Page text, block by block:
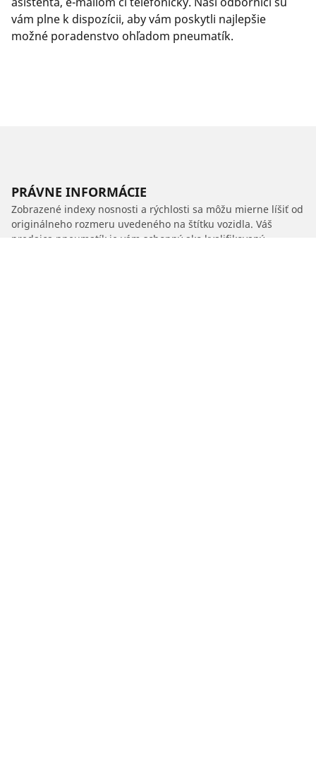
vám plne k dispozícii, aby vám poskytli najlepšie
možné poradenstvo ohľadom pneumatík.
PRÁVNE INFORMÁCIE
Zobrazené indexy nosnosti a rýchlosti sa môžu mierne líšiť od
originálneho rozmeru uvedeného na štítku vozidla. Váš
predajca pneumatík je vám schopný ako kvalifikovaný